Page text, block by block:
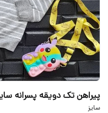
پیراهن تک دویقه پسرانه سایز ۴۰ تا
سایز